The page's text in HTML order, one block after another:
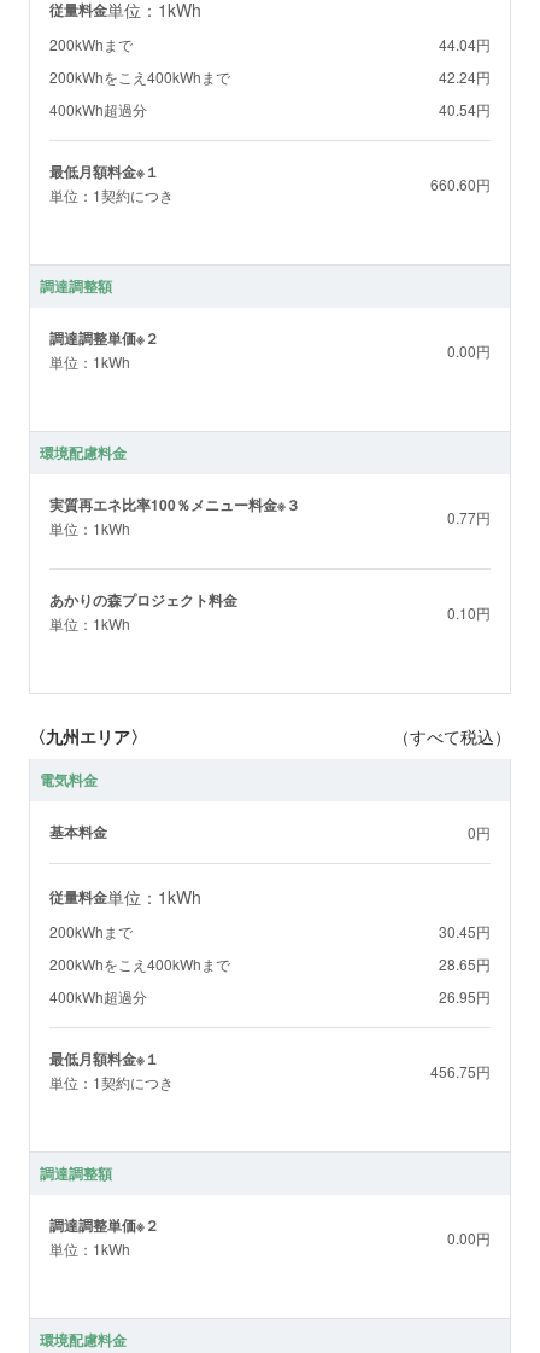
従量料金単位：1kWh
200kWhまで
44.04円
200kWhをこえ400kWhまで
42.24円
400kWh超過分
40.54円
最低月額料金※１
単位：1契約につき
660.60円
調達調整額
調達調整単価※２
単位：1kWh
0.00円
環境配慮料金
実質再エネ比率100％メニュー料金※３
単位：1kWh
0.77円
あかりの森プロジェクト料金
単位：1kWh
0.10円
〈九州エリア〉 （すべて税込）
電気料金
基本料金 0円
従量料金単位：1kWh
200kWhまで
30.45円
200kWhをこえ400kWhまで
28.65円
400kWh超過分
26.95円
最低月額料金※１
単位：1契約につき
456.75円
調達調整額
調達調整単価※２
単位：1kWh
0.00円
環境配慮料金